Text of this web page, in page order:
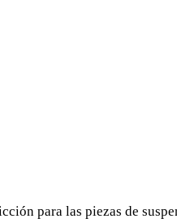
para las piezas de